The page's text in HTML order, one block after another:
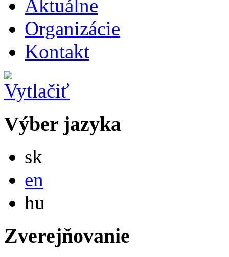
Aktuálne
Organizácie
Kontakt
Výber jazyka
sk
en
hu
Zverejňovanie